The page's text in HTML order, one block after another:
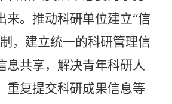
来。推动科研单位建立“信
，建立统一的科研管理信
息共享，解决青年科研人
重复提交科研成果信息等